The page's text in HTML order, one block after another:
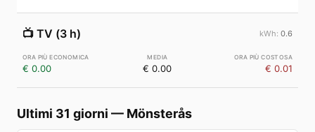
📺 TV (3 h) 0.6
€ 0.00 € 0.00 € 0.01
Ultimi 31 giorni — Mönsterås